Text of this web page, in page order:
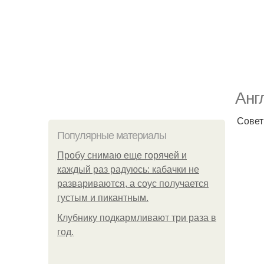
Популярные материалы
Пробу снимаю еще горячей и
каждый раз радуюсь: кабачки не
развариваются, а соус получается
густым и пикантным.
Клубнику подкaрмливают три раза в
гoд.